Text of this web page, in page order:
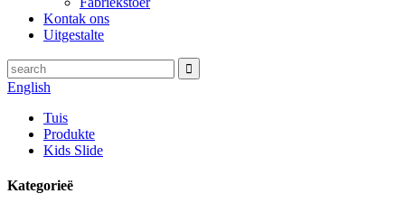
Kontak ons
Uitgestalte
English
Tuis
Produkte
Kids Slide
Kategorieë